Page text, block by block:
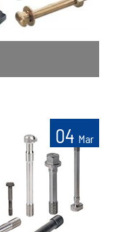
04 Mar